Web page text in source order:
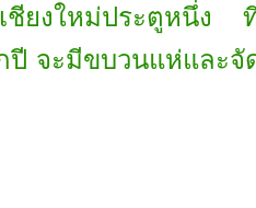
ชียงใหม่ประตูหนึ่ง
ปี จะมีขบวนแห่และจั